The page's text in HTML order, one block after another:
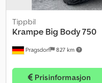
Pragsdorf 827 km
Tippbil
Krampe Big Body 750
Prisinformasjon